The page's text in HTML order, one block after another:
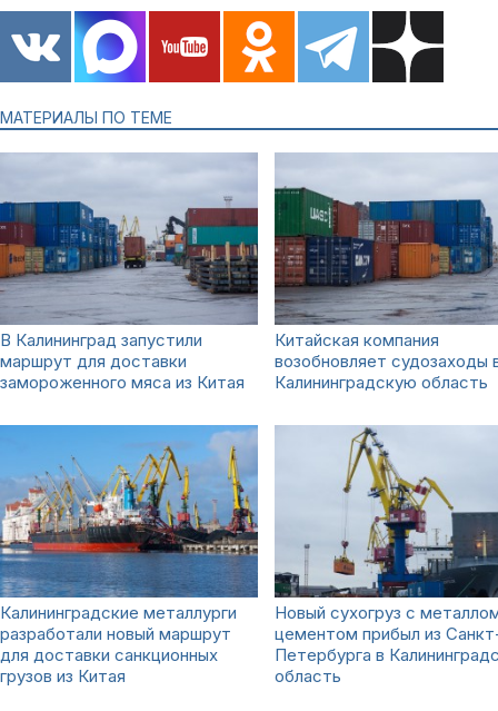
МАТЕРИАЛЫ ПО ТЕМЕ
В Калининград запустили
маршрут для доставки
замороженного мяса из Китая
Китайская компания
возобновляет судозаходы
Калининградскую область
Калининградские металлурги
разработали новый маршрут
для доставки санкционных
грузов из Китая
Новый сухогруз с
цементом прибыл из
Петербурга в
область